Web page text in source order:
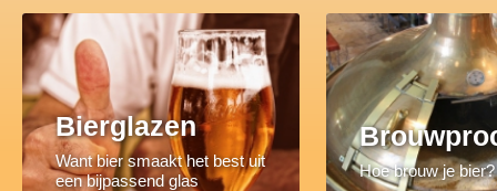
Bierglazen
Want bier smaakt het best uit
een bijpassend glas
Hoe brouw je bier?